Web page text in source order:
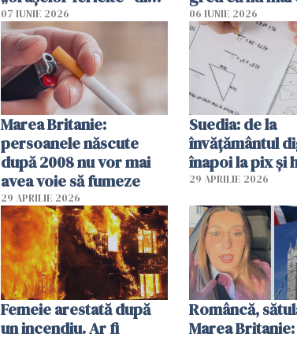
2026
07 IUNIE 2026
pe-aici, prin
06 IUNIE 2026
Marea Britanie:
persoanele născute
după 2008 nu vor mai
avea voie să fumeze
29 APRILIE 2026
Suedia: de la
învățământul
înapoi la pix și
29 APRILIE 2026
Femeie arestată după
un incendiu. Ar fi
Româncă,
Marea